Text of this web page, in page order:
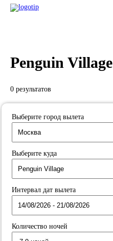
Penguin Village
0 результатов
Выберите город вылета
Выберите куда
Интервал дат вылета
Количество ночей